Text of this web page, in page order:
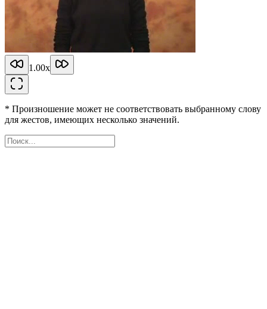
1.00x
* Произношение может не соответствовать выбранному слову
для жестов, имеющих несколько значений.